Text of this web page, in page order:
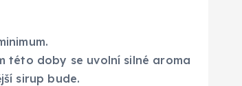
této doby se uvolní silné aroma
sirup bude.